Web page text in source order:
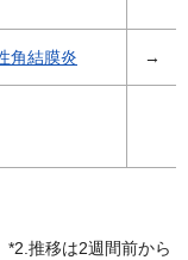
角結膜炎 →
*2.推移は2週間前から